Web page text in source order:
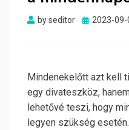
byseditor
Posted
2023-09-
Mindenekelőtt azt kell
egy divateszköz,
lehetővé teszi, hogy
legyen szükség